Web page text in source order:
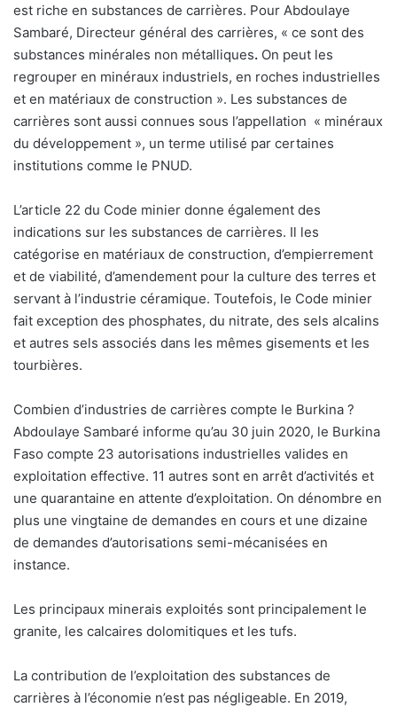
est riche en substances de carrières. Pour Abdoulaye
Sambaré, Directeur général des carrières, « ce sont des
substances minérales non métalliques. On peut les
regrouper en minéraux industriels, en roches industrielles
et en matériaux de construction ». Les substances de
carrières sont aussi connues sous l’appellation « minéraux
du développement », un terme utilisé par certaines
institutions comme le PNUD.
L’article 22 du Code minier donne également des
indications sur les substances de carrières. Il les
catégorise en matériaux de construction, d’empierrement
et de viabilité, d’amendement pour la culture des terres et
servant à l’industrie céramique. Toutefois, le Code minier
fait exception des phosphates, du nitrate, des sels alcalins
et autres sels associés dans les mêmes gisements et les
tourbières.
Combien d’industries de carrières compte le Burkina ?
Abdoulaye Sambaré informe qu’au 30 juin 2020, le Burkina
Faso compte 23 autorisations industrielles valides en
exploitation effective. 11 autres sont en arrêt d’activités et
une quarantaine en attente d’exploitation. On dénombre en
plus une vingtaine de demandes en cours et une dizaine
de demandes d’autorisations semi-mécanisées en
instance.
Les principaux minerais exploités sont principalement le
granite, les calcaires dolomitiques et les tufs.
La contribution de l’exploitation des substances de
carrières à l’économie n’est pas négligeable. En 2019,